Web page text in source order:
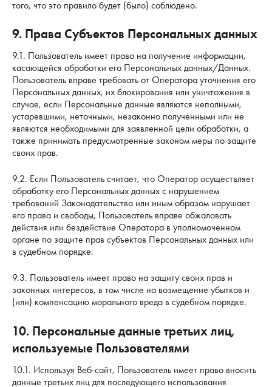
того, что это правило будет (было) соблюдено.
9. Права Субъектов Персональных данных
9.1. Пользователь имеет право на получение информации,
касающейся обработки его Персональных данных/Данных.
Пользователь вправе требовать от Оператора уточнения его
Персональных данных, их блокирования или уничтожения в
случае, если Персональные данные являются неполными,
устаревшими, неточными, незаконно полученными или не
являются необходимыми для заявленной цели обработки, а
также принимать предусмотренные законом меры по защите
своих прав.
9.2. Если Пользователь считает, что Оператор осуществляет
обработку его Персональных данных с нарушением
требований Законодательства или иным образом нарушает
его права и свободы, Пользователь вправе обжаловать
действия или бездействие Оператора в уполномоченном
органе по защите прав субъектов Персональных данных или
в судебном порядке.
9.3. Пользователь имеет право на защиту своих прав и
законных интересов, в том числе на возмещение убытков и
(или) компенсацию морального вреда в судебном порядке.
10. Персональные данные третьих лиц,
используемые Пользователями
10.1. Используя Веб-сайт, Пользователь имеет право вносить
данные третьих лиц для последующего использования